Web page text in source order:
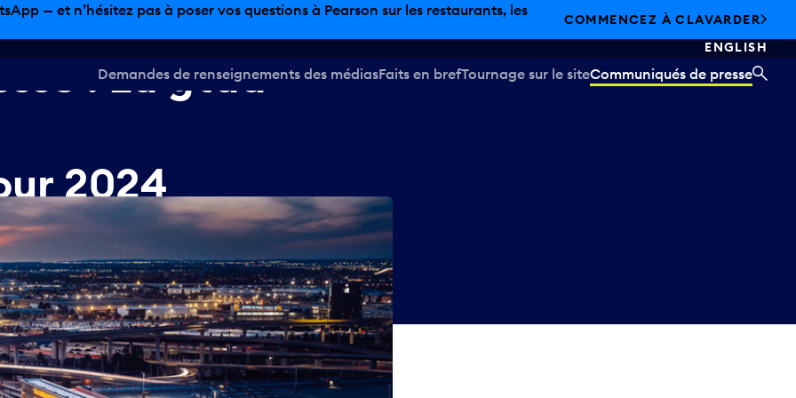
hors taxes, offres gastronomiques et bien plus encore.
DÉCOUVREZ L’ÉTÉ CHEZ PEARSON
ENGLISH
Demandes de renseignements des médiasFaits en brefTournage sur le siteCommuniqués de presse
:Lagtaa
2024